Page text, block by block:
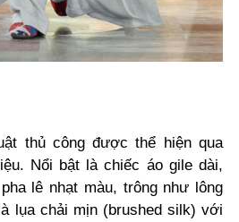
thủ công được thể hiện qua
Nổi bật là chiếc áo gile dài,
lê nhạt màu, trông như lông
lụa chải mịn (brushed silk) với